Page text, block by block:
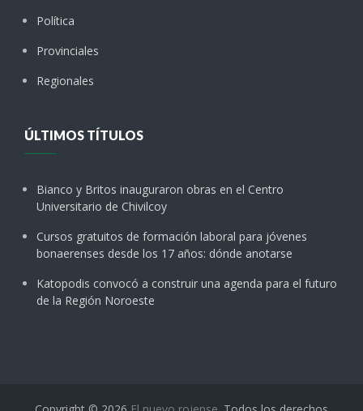
Política
Provinciales
Regionales
ÚLTIMOS TÍTULOS
Bianco y Britos inauguraron obras en el Centro
Universitario de Chivilcoy
Cursos gratuitos de formación laboral para jóvenes
bonaerenses desde los 17 años: dónde anotarse
Katopodis convocó a construir una agenda para el futuro
de la Región Noroeste